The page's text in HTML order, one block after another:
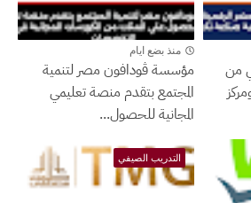
من
منذ بضع ايام
مؤسسة ڤودافون مصر لتنمية
المجتمع بتقدم منصة تعليمي
المجانية للحصول...
التدريب الصيفي